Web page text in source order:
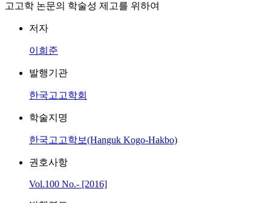
고고학 논문의 학술성 제고를 위하여
저자
이희준
발행기관
한국고고학회
학술지명
한국고고학보(Hanguk Kogo-Hakbo)
권호사항
Vol.100 No.- [2016]